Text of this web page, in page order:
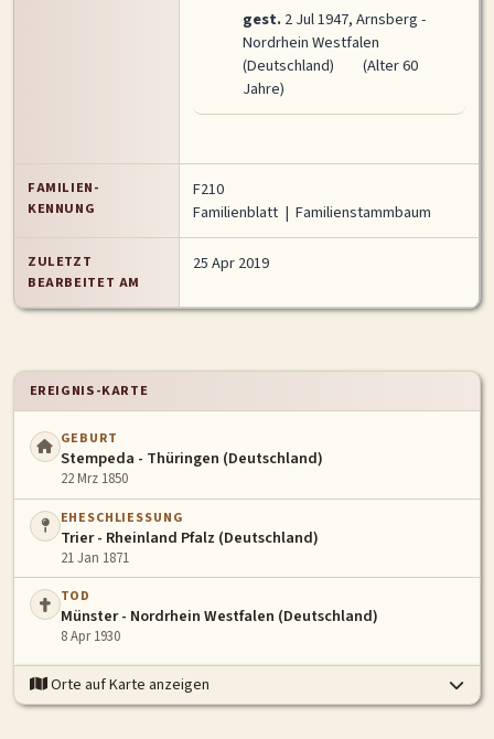
gest.2 Jul 1947, Arnsberg -
Nordrhein Westfalen
(Deutschland)
(Alter 60
Jahre)
FAMILIEN-
KENNUNG
F210
Familienblatt | Familienstammbaum
ZULETZT
BEARBEITET AM
25 Apr 2019
EREIGNIS-KARTE
GEBURT
Stempeda - Thüringen (Deutschland)
22 Mrz 1850
EHESCHLIESSUNG
Trier - Rheinland Pfalz (Deutschland)
21 Jan 1871
TOD
Münster - Nordrhein Westfalen (Deutschland)
8 Apr 1930
Orte auf Karte anzeigen